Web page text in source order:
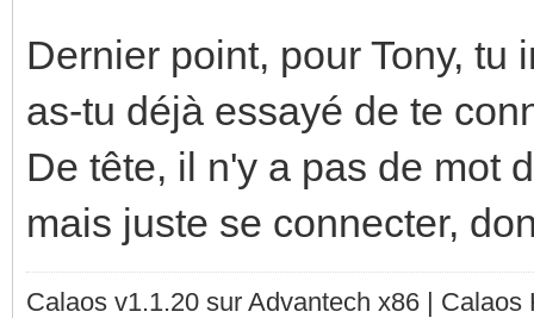
Dernier point, pour Tony,
as-tu déjà essayé de te
De tête, il n'y a pas de mot
mais juste se connecter,
Calaos v1.1.20 sur Advantech x86 |